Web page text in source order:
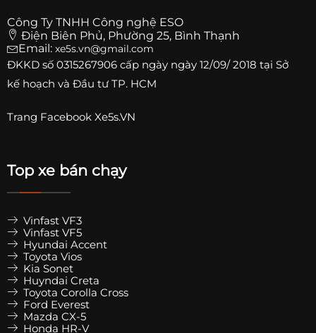
Công Ty TNHH Công nghệ ESO
Điện Biên Phủ, Phường 25, Bình Thạnh
Email: xe5s.vn@gmail.com
ĐKKD số 0315267906 cấp ngày ngày 12/09/ 2018 tại Sở
kế hoạch và Đầu tư TP. HCM
Trang Facebook Xe5s.VN
Top xe bán chạy
Vinfast VF3
Vinfast VF5
Hyundai Accent
Toyota Vios
Kia Sonet
Huyndai Creta
Toyota Corolla Cross
Ford Everest
Mazda CX-5
Honda HR-V